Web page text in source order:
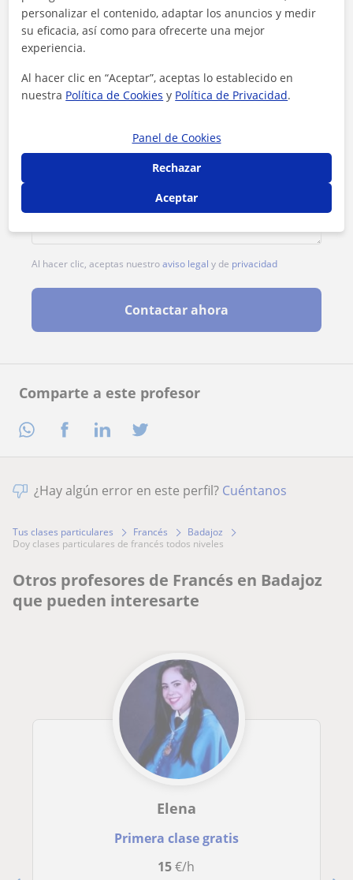
Comparte a este profesor
Al hacer clic, aceptas nuestroaviso legal y de privacidad
Contactar ahora
¿Hay algún error en este perfil? Cuéntanos
Tus clases particulares Francés
Badajoz
doy clases particulares de francés todos niveles
Otros profesores de Francés en Badajoz
que pueden interesarte
Elena
Primera clase gratis
15€/h
personalizar el contenido, adaptar los anuncios y medir
su eficacia, así como para ofrecerte una mejor
experiencia.
Al hacer clic en “Aceptar”, aceptas lo establecido en
nuestra Política de Cookies y Política de Privacidad.
Panel de Cookies
Rechazar
Aceptar